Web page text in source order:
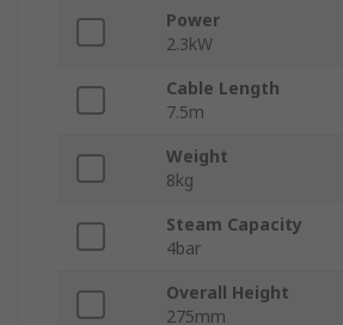
Power
2.3kW
Cable Length
7.5m
Weight
8kg
Steam Capacity
4bar
Overall Height
275mm